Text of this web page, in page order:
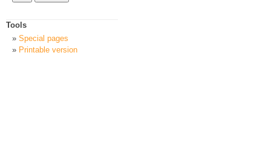
Tools
Special pages
Printable version